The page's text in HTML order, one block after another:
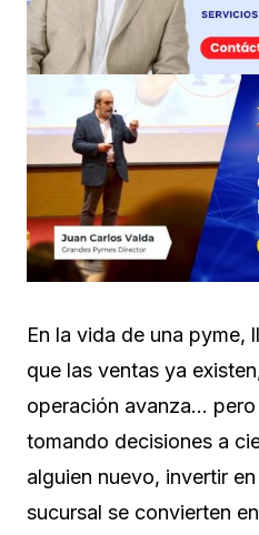
En la vida de una pyme,
que las ventas ya
operación avanza…
tomando decisiones a
alguien nuevo, invertir
sucursal se convierten